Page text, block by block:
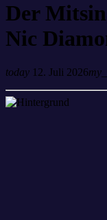
Der
Nic
today 12. Juli 2026